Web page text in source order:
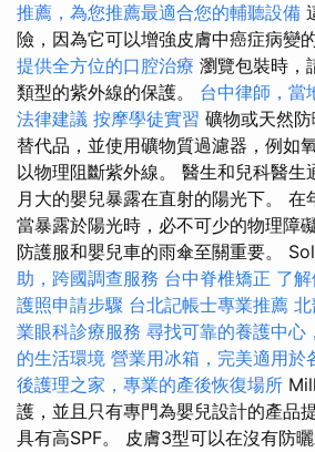
推薦，為您推薦最適合您的輔聽設備
險，因為它可以增強皮膚中癌症病變
提供全方位的口腔治療 瀏覽包裝時，
類型的紫外線的保護。 台中律師，當
法律建議 按摩學徒實習 礦物或天然
替代品，並使用礦物質過濾器，例如
以物理阻斷紫外線。 醫生和兒科醫生
月大的嬰兒暴露在直射的陽光下。 在
當暴露於陽光時，必不可少的物理障
防護服和嬰兒車的雨傘至關重要。
助，跨國調查服務 台中脊椎矯正 了
護照申請步驟 台北記帳士專業推薦
業眼科診療服務 尋找可靠的養護中心
的生活環境 營業用冰箱，完美適用於
後護理之家，專業的產後恢復場所
護，並且只有專門為嬰兒設計的產品
具有高SPF。 皮膚3型可以在沒有防